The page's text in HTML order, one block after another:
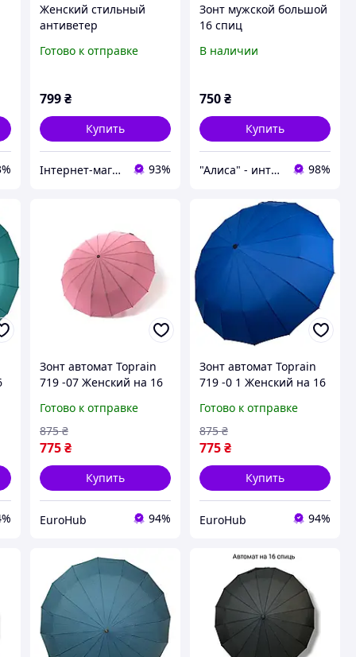
Женский стильный
антиветер
автомат прочный от
на 16 спиц темно-
розовый
Готово к отправке
799 ₴
Купить
Інтернет-магазин Твій Вибір 93%
Зонт мужской большой
16 спиц
Toprain 9150
В наличии
750₴
Купить
"Алиса" - интернет-магазин 98%
Зонт автомат Toprain
719 -07 Женский на 16
104 см Розовый
Готово к отправке
775 ₴
875 ₴
Купить
EuroHub 94%
Зонт автомат Toprain
719 -0 1 Женский на 16
104 см Синий
Готово к отправке
775₴
875 ₴
Купить
EuroHub 94%